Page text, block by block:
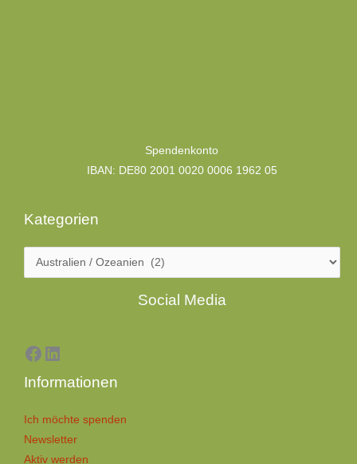
Spendenkonto
IBAN: DE80 2001 0020 0006 1962 05
Kategorien
Social Media
Facebook
LinkedIn
Informationen
Ich möchte spenden
Newsletter
Aktiv werden